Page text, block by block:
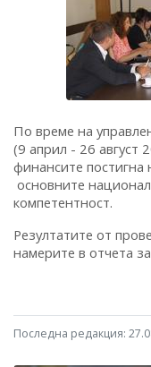
По време на
(9 април - 26 август
финансите
основните
компетентност.
Резултатите от
намерите в отчета
Последна редакция: